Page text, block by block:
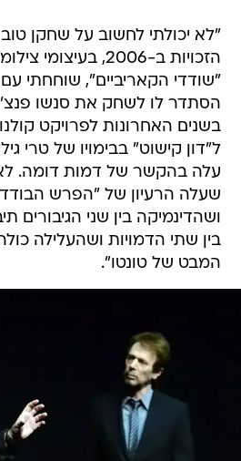
"לא יכולתי לחשוב על שחקן
הזכויות ב-2006,
"שודדי הקאריביים", שוחחתי
הסתדר לו לשחק את סנשו
בשנים האחרונות לפרויקט
ל"דון קישוט" בבימויו של טרי
עלה בהקשר של דמות דומה.
שעלה הרעיון של "הפרש הבודד"
ושהדינמיקה בין שני הגיבורים
בין שתי הדמויות ושהעלילה
המבט של טונטו".